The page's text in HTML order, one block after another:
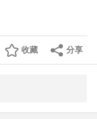
分享
收藏